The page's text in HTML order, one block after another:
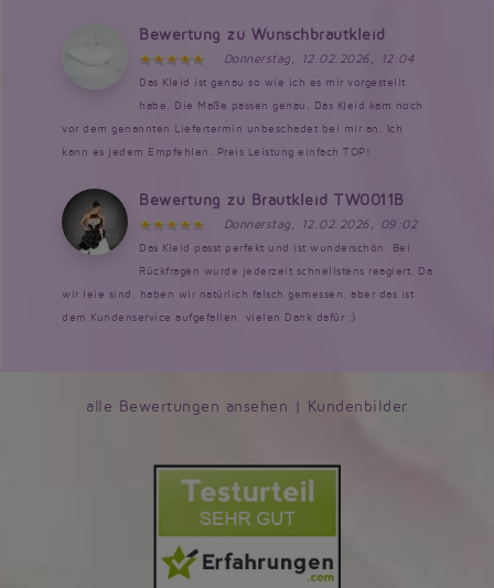
Bewertung zu Wunschbrautkleid
Donnerstag, 12.02.2026, 12:04
Das Kleid ist genau so wie ich es mir vorgestellt
habe. Die Maße passen genau. Das Kleid kam noch
vor dem genannten Liefertermin unbeschadet bei mir an. Ich
kann es jedem Empfehlen. Preis Leistung einfach TOP!
Bewertung zu Brautkleid TW0011B
Donnerstag, 12.02.2026, 09:02
Das Kleid passt perfekt und ist wunderschön. Bei
Rückfragen wurde jederzeit schnellstens reagiert. Da
wir leie sind, haben wir natürlich falsch gemessen, aber das ist
dem Kundenservice aufgefallen, vielen Dank dafür :)
alle Bewertungen ansehen | Kundenbilder